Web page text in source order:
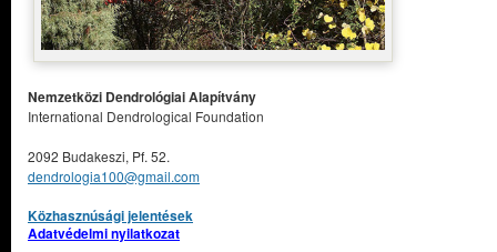
Nemzetközi Dendrológiai Alapítvány
International Dendrological Foundation
2092 Budakeszi, Pf. 52.
dendrologia100@gmail.com
Közhasznúsági jelentések
Adatvédelmi nyilatkozat